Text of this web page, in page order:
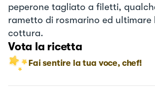
peperone tagliato a filetti,
rametto di rosmarino ed ultimare
cottura.
Vota la ricetta
Fai sentire la tua voce, chef!